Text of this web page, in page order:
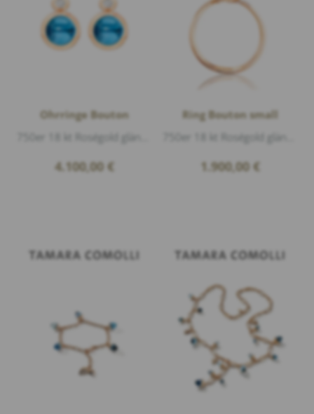
Ohrringe Bouton
4.100,00 €
Ring Bouton small
1.900,00 €